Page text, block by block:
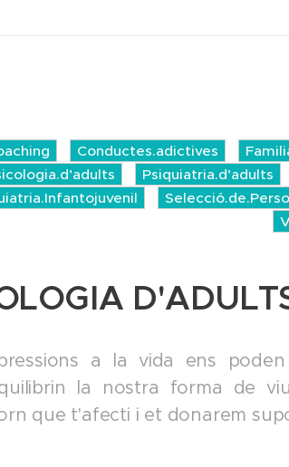
Conductes.adictives
Psiquiatria.d’adults
a la vida ens
la nostra forma de
que t'afecti i et donarem